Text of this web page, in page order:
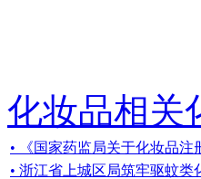
化妆品相关
• 《国家药监局关于化妆品
• 浙江省上城区局筑牢驱蚊类